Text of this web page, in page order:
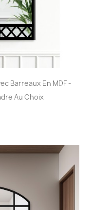
Barreaux En MDF -
Au Choix